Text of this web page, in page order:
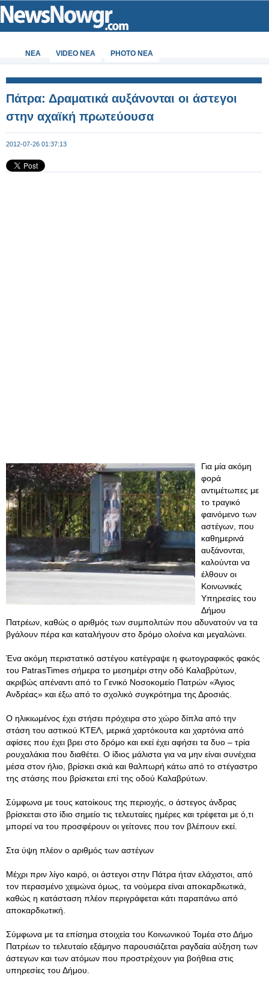
ΝΕΑ VIDEO NEA PHOTO NEA
Πάτρα: Δραματικά αυξάνονται οι άστεγοι
στην αχαϊκή πρωτεύουσα
2012-07-26 01:37:13
Για μία ακόμη
φορά
αντιμέτωπες με
το τραγικό
φαινόμενο των
αστέγων, που
καθημερινά
αυξάνονται,
καλούνται να
έλθουν οι
Κοινωνικές
Υπηρεσίες του
Δήμου
Πατρέων, καθώς ο αριθμός των συμπολιτών που αδυνατούν να τα
βγάλουν πέρα και καταλήγουν στο δρόμο ολοένα και μεγαλώνει.
Ένα ακόμη περιστατικό αστέγου κατέγραψε η φωτογραφικός φακός
του PatrasTimes σήμερα το μεσημέρι στην οδό Καλαβρύτων,
ακριβώς απέναντι από το Γενικό Νοσοκομείο Πατρών «Άγιος
Ανδρέας» και έξω από το σχολικό συγκρότημα της Δροσιάς.
Ο ηλικιωμένος έχει στήσει πρόχειρα στο χώρο δίπλα από την
στάση του αστικού ΚΤΕΛ, μερικά χαρτόκουτα και χαρτόνια από
αφίσες που έχει βρει στο δρόμο και εκεί έχει αφήσει τα δυο – τρία
ρουχαλάκια που διαθέτει. Ο ίδιος μάλιστα για να μην είναι συνέχεια
μέσα στον ήλιο, βρίσκει σκιά και θαλπωρή κάτω από το στέγαστρο
της στάσης που βρίσκεται επί της οδού Καλαβρύτων.
Σύμφωνα με τους κατοίκους της περιοχής, ο άστεγος άνδρας
βρίσκεται στο ίδιο σημείο τις τελευταίες ημέρες και τρέφεται με ό,τι
μπορεί να του προσφέρουν οι γείτονες που τον βλέπουν εκεί.
Στα ύψη πλέον ο αριθμός των αστέγων
Μέχρι πριν λίγο καιρό, οι άστεγοι στην Πάτρα ήταν ελάχιστοι, από
τον περασμένο χειμώνα όμως, τα νούμερα είναι αποκαρδιωτικά,
καθώς η κατάσταση πλέον περιγράφεται κάτι παραπάνω από
αποκαρδιωτική.
Σύμφωνα με τα επίσημα στοιχεία του Κοινωνικού Τομέα στο Δήμο
Πατρέων το τελευταίο εξάμηνο παρουσιάζεται ραγδαία αύξηση των
άστεγων και των ατόμων που προστρέχουν για βοήθεια στις
υπηρεσίες του Δήμου.